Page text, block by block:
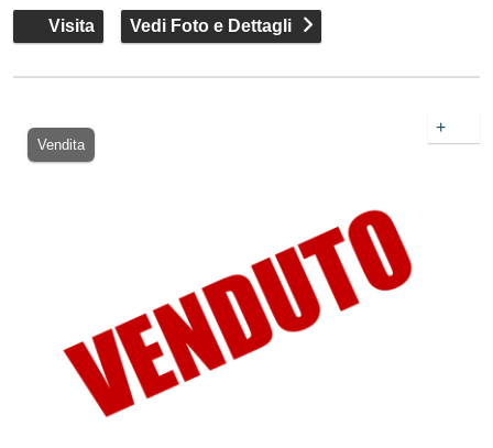
Visita Vedi Foto e Dettagli
Vendita
+